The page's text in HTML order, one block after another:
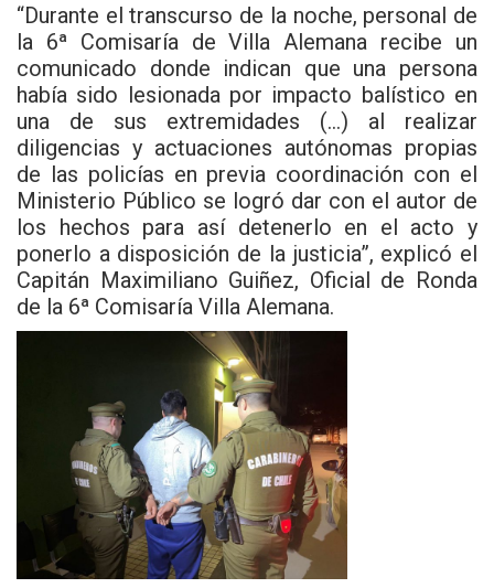
“Durante el transcurso de la noche, personal de
la 6ª Comisaría de Villa Alemana recibe un
comunicado donde indican que una persona
había sido lesionada por impacto balístico en
una de sus extremidades (…) al realizar
diligencias y actuaciones autónomas propias
de las policías en previa coordinación con el
Ministerio Público se logró dar con el autor de
los hechos para así detenerlo en el acto y
ponerlo a disposición de la justicia”, explicó el
Capitán Maximiliano Guiñez, Oficial de Ronda
de la 6ª Comisaría Villa Alemana.